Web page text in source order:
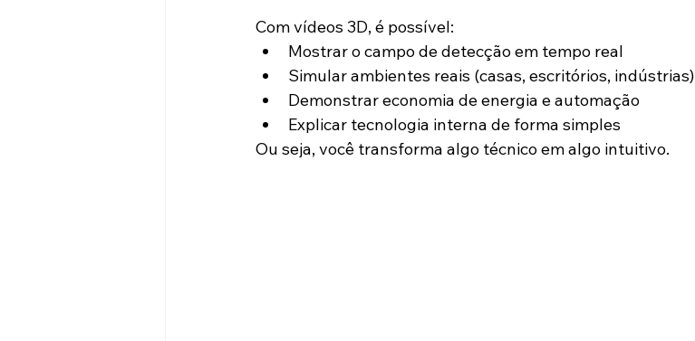
Com vídeos 3D, é possível:
Mostrar o campo de detecção em tempo real
Simular ambientes reais (casas, escritórios, indústrias)
Demonstrar economia de energia e automação
Explicar tecnologia interna de forma simples
Ou seja, você transforma algo técnico em algo intuitivo.